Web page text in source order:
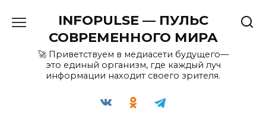
содержанию
INFOPULSE — ПУЛЬС
СОВРЕМЕННОГО МИРА
🚀 Приветствуем в медиасети будущего—
это единый организм, где каждый луч
информации находит своего зрителя.